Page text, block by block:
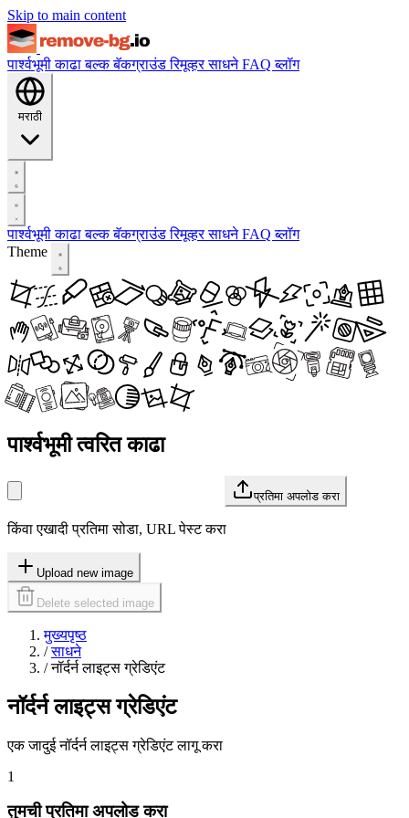
Skip to main content
पार्श्वभूमी काढाबल्क बॅकग्राउंड रिमूव्हरसाधनेFAQब्लॉग
मराठी
पार्श्वभूमी काढाबल्क बॅकग्राउंड रिमूव्हरसाधनेFAQब्लॉग
Theme
पार्श्वभूमी त्वरित काढा
प्रतिमा अपलोड करा
किंवा एखादी प्रतिमा सोडा, URL पेस्ट करा
Upload new image
Delete selected image
मुख्यपृष्ठ
/ साधने
/ नॉर्दर्न लाइट्स ग्रेडिएंट
नॉर्दर्न लाइट्स ग्रेडिएंट
एक जादुई नॉर्दर्न लाइट्स ग्रेडिएंट लागू करा
1
तुमची प्रतिमा अपलोड करा